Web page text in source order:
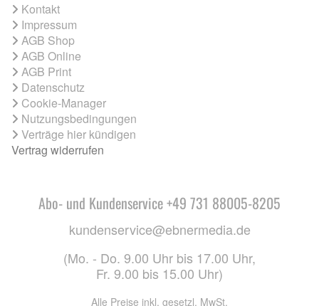
Kontakt
Impressum
AGB Shop
AGB Online
AGB Print
Datenschutz
Cookie-Manager
Nutzungsbedingungen
Verträge hier kündigen
Vertrag widerrufen
Abo- und Kundenservice +49 731 88005-8205
kundenservice@ebnermedia.de
(Mo. - Do. 9.00 Uhr bis 17.00 Uhr,
Fr. 9.00 bis 15.00 Uhr)
Alle Preise inkl. gesetzl. MwSt.